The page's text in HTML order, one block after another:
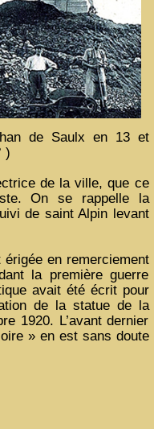
de Saulx en 13 et
)
de la ville, que ce
On se rappelle la
de saint Alpin levant
érigée en remerciement
la première guerre
avait été écrit pour
de la statue de la
1920. L’avant dernier
» en est sans doute